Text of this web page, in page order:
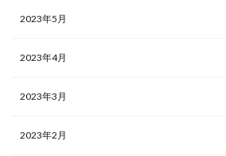
2023年5月
2023年4月
2023年3月
2023年2月